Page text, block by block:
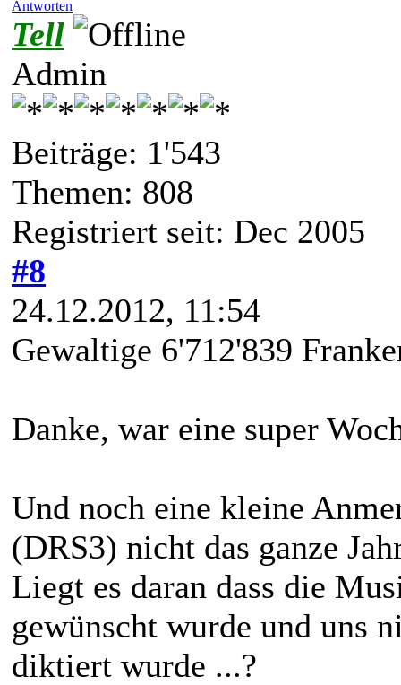
Antworten
Tell
Admin
Beiträge: 1'543
Themen: 808
Registriert seit: Dec 2005
#8
24.12.2012, 11:54
Gewaltige 6'712'839
Danke, war eine super
Und noch eine kleine
(DRS3) nicht das ganze
Liegt es daran dass die
gewünscht wurde und uns
diktiert wurde ...?